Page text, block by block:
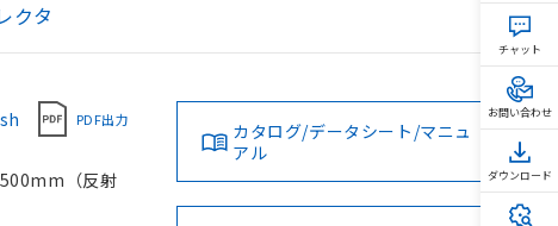
クタ
PDF出力
（反射
カタログ/データシート/マニュ
アル
チャット
お問い合わせ
ダウンロード